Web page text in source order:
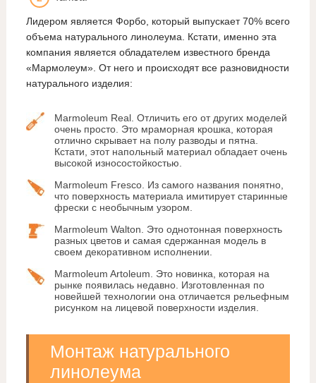
Лидером является Форбо, который выпускает 70% всего
объема натурального линолеума. Кстати, именно эта
компания является обладателем известного бренда
«Мармолеум». От него и происходят все разновидности
натурального изделия:
Marmoleum Real. Отличить его от других моделей
очень просто. Это мраморная крошка, которая
отлично скрывает на полу разводы и пятна.
Кстати, этот напольный материал обладает очень
высокой износостойкостью.
Marmoleum Fresco. Из самого названия понятно,
что поверхность материала имитирует старинные
фрески с необычным узором.
Marmoleum Walton. Это однотонная поверхность
разных цветов и самая сдержанная модель в
своем декоративном исполнении.
Marmoleum Artoleum. Это новинка, которая на
рынке появилась недавно. Изготовленная по
новейшей технологии она отличается рельефным
рисунком на лицевой поверхности изделия.
Монтаж натурального
линолеума